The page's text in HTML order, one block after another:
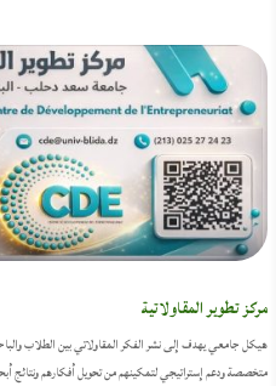
مركز تطوير المقاولاتية
هيكل جامعي يهدف إلى نشر الفكر المقاولاتي بين الطلاب
متخصصة ودعم إستراتيجي لتمكينهم من تحويل أفكارهم ونتائج